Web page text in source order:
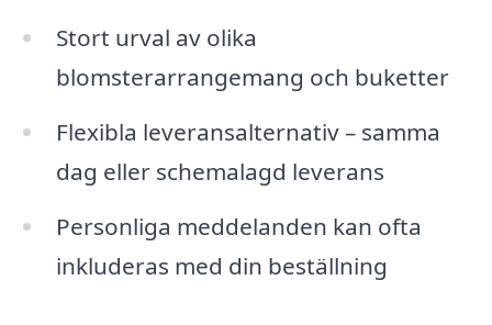
Stort urval av olika
blomsterarrangemang och buketter
Flexibla leveransalternativ – samma
dag eller schemalagd leverans
Personliga meddelanden kan ofta
inkluderas med din beställning